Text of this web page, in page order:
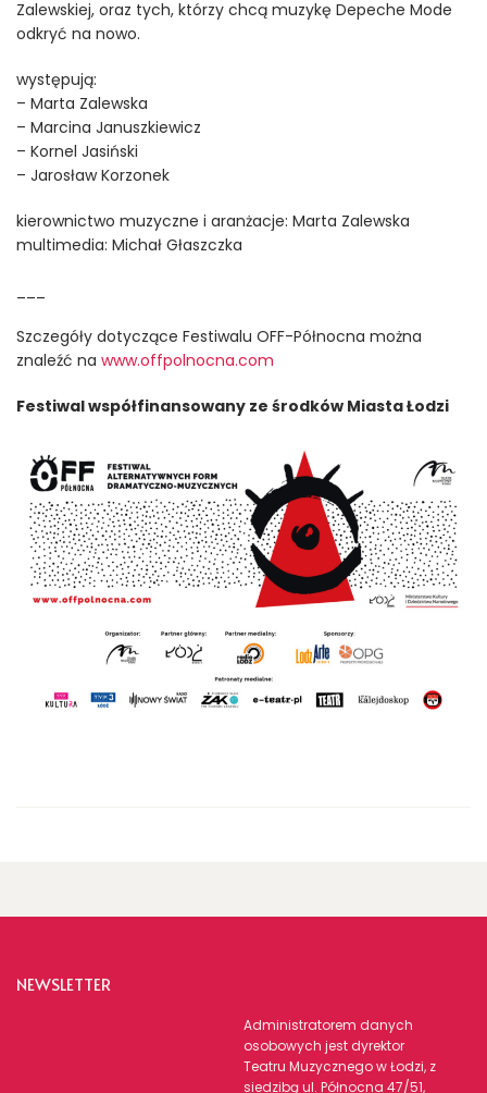
Zalewskiej, oraz tych, którzy chcą muzykę Depeche Mode
odkryć na nowo.
występują:
– Marta Zalewska
– Marcina Januszkiewicz
– Kornel Jasiński
– Jarosław Korzonek
kierownictwo muzyczne i aranżacje: Marta Zalewska
multimedia: Michał Głaszczka
Szczegóły dotyczące Festiwalu OFF-Północna można
znaleźć na www.offpolnocna.com
Festiwal współfinansowany ze środków Miasta Łodzi
NEWSLETTER
Administratorem danych
osobowych jest dyrektor
Teatru Muzycznego w Łodzi, z
siedzibą ul. Północna 47/51,